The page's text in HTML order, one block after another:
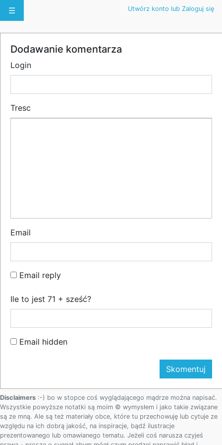
☰ Utwórz konto lub Zaloguj się
Dodawanie komentarza
Login
Tresc
Email
Email reply
Ile to jest 71 + sześć?
Email hidden
Disclaimers :-) bo w stopce coś wyglądającego mądrze można napisać.
Wszystkie powyższe notatki są moim © wymysłem i jako takie związane
są ze mną. Ale są też materiały obce, które tu przechowuję lub cytuje ze
względu na ich dobrą jakość, na inspiracje, bądź ilustracje
prezentowanego lub omawianego tematu. Jeżeli coś narusza czyjeś